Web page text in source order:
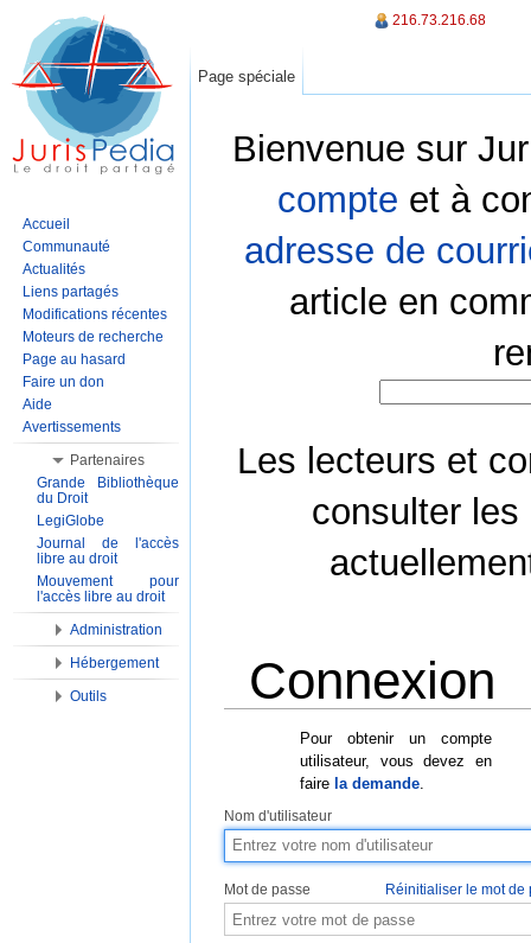
Bienvenue sur
compte et à
adresse de
article en
Les lecteurs et
consulter les
Connexion
Pour obtenir un compte
utilisateur, vous devez en
faire la demande
Nom d'utilisateur
Mot de passe Réinitialiser le mot de
216.73.216.68
Page spéciale
Accueil
Communauté
Actualités
Liens partagés
Modifications récentes
Moteurs de recherche
Page au hasard
Faire un don
Aide
Avertissements
Partenaires
Grande Bibliothèque
du Droit
LegiGlobe
Journal de l'accès
libre au droit
Mouvement pour
l'accès libre au droit
Administration
Hébergement
Outils